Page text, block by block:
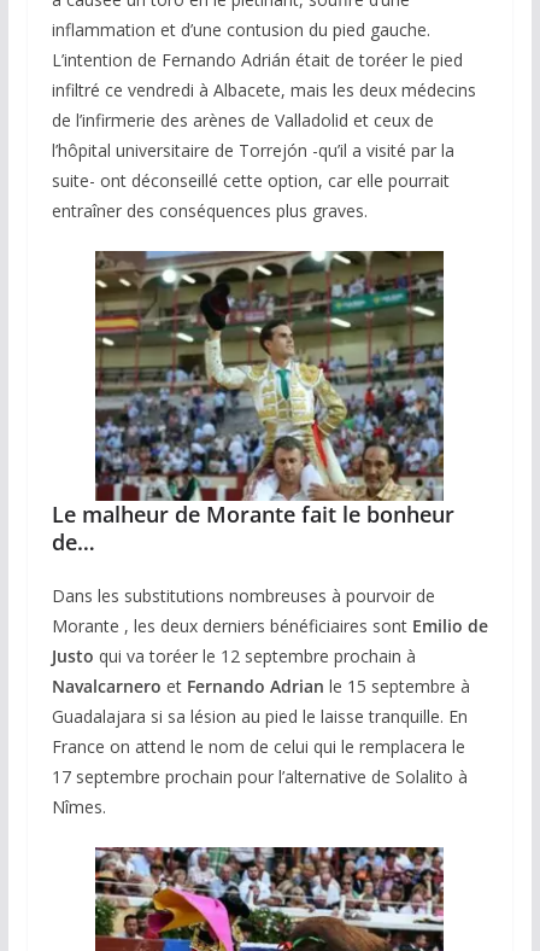
inflammation et d’une contusion du pied gauche.
L’intention de Fernando Adrián était de toréer le pied
infiltré ce vendredi à Albacete, mais les deux médecins
de l’infirmerie des arènes de Valladolid et ceux de
l’hôpital universitaire de Torrejón -qu’il a visité par la
suite- ont déconseillé cette option, car elle pourrait
entraîner des conséquences plus graves.
Le malheur de Morante fait le bonheur
de…
Dans les substitutions nombreuses à pourvoir de
Morante , les deux derniers bénéficiaires sont Emilio de
Justo qui va toréer le 12 septembre prochain à
Navalcarnero et Fernando Adrian le 15 septembre à
Guadalajara si sa lésion au pied le laisse tranquille. En
France on attend le nom de celui qui le remplacera le
17 septembre prochain pour l’alternative de Solalito à
Nîmes.